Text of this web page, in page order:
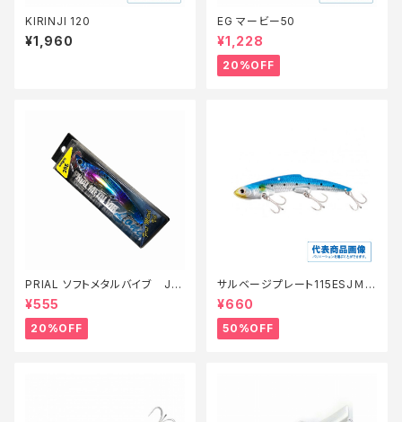
KIRINJI 120
¥1,960
EG マービー50
¥1,228
20%OFF
PRIAL ソフトメタルバイブ JM
V105S【特価ルアー】【20】
¥555
20%OFF
サルベージプレート115ESJＭ
−L36U【特価ルアー】【50】
¥660
50%OFF